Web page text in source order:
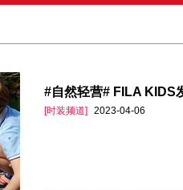
#自然轻营# FILA KIDS
[时装频道] 2023-04-06